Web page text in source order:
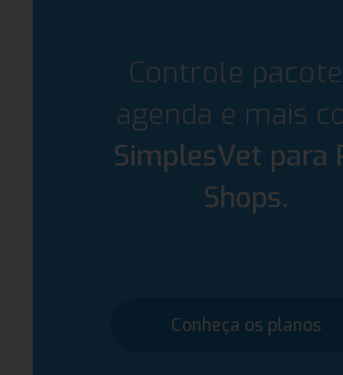
Controle
agenda e mais
SimplesVet para
Shops.
Conheça os planos